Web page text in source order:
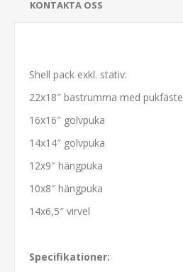
KONTAKTA OSS
Shell pack exkl. stativ:
22x18″ bastrumma med pukfäste
16x16″ golvpuka
14x14″ golvpuka
12x9″ hängpuka
10x8″ hängpuka
14x6,5″ virvel
Specifikationer: